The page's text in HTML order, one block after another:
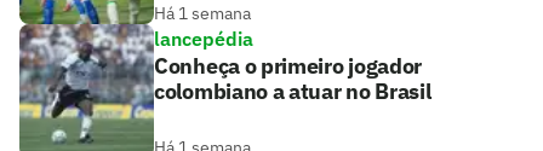
Há 1 semana
lancepédia
Conheça o primeiro jogador
colombiano a atuar no Brasil